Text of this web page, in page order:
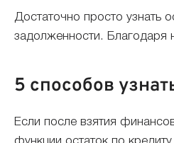
с плохой КИ
займы
до зарплаты
Достаточно просто узнать
задолженности. Благодаря
5 способов
Если после взятия